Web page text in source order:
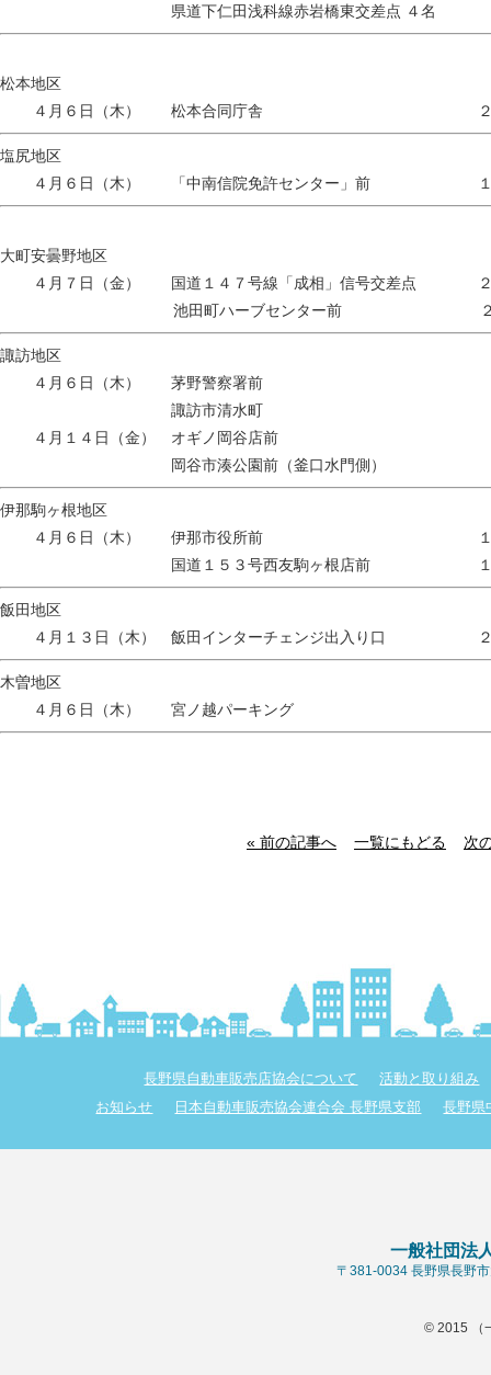
県道下仁田浅科線赤岩橋東交差点 ４名
松本地区
４月６日（木） 松本合同庁舎 ２
塩尻地区
４月６日（木） 「中南信院免許センター」前 １
大町安曇野地区
４月７日（金） 国道１４７号線「成相」信号交差点 ２
池田町ハーブセンター前 ２
諏訪地区
４月６日（木） 茅野警察署前
諏訪市清水町 ２
４月１４日（金） オギノ岡谷店前
岡谷市湊公園前（釜口水門側）
伊那駒ヶ根地区
４月６日（木） 伊那市役所前 １
国道１５３号西友駒ヶ根店前 １
飯田地区
４月１３日（木） 飯田インターチェンジ出入り口 ２
木曽地区
４月６日（木） 宮ノ越パーキング
« 前の記事へ 一覧にもどる 次
長野県自動車販売店協会について
活動と取り組み
お知らせ
日本自動車販売協会連合会 長野県支部 長野県
一般社団法
〒381-0034 長野県長野
© 2015 （